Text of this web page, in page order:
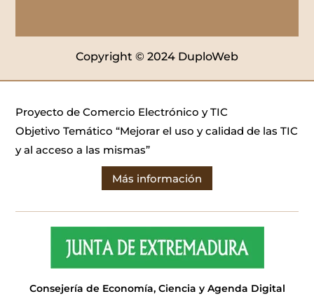
Copyright © 2024 DuploWeb
Proyecto de Comercio Electrónico y TIC
Objetivo Temático “Mejorar el uso y calidad de las TIC
y al acceso a las mismas”
Más información
Consejería de Economía, Ciencia y Agenda Digital